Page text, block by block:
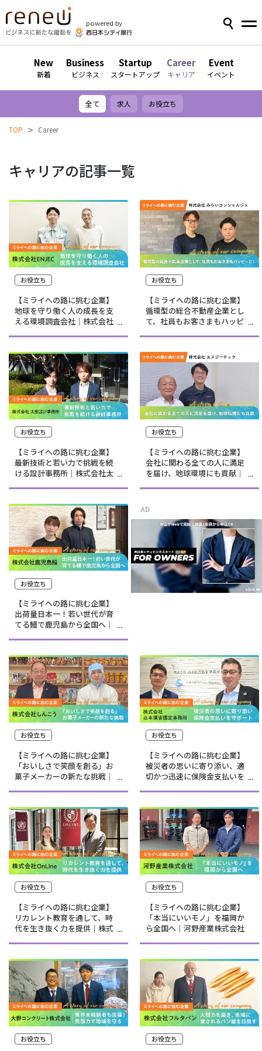
powered by
New
新着
Business
ビジネス
Startup
スタートアップ
Career
キャリア
Event
イベント
全て 求人 お役立ち
TOP > Career
キャリアの記事一覧
お役立ち
【ミライへの路に挑む企業】
地球を守り働く人の成長を支
える環境調査会社｜株式会社
お役立ち
【ミライへの路に挑む企業】
循環型の総合不動産企業とし
て、社員もお客さまもハッピ
お役立ち
【ミライへの路に挑む企業】
最新技術と若い力で挑戦を続
ける設計事務所｜株式会社太
お役立ち
【ミライへの路に挑む企業】
会社に関わる全ての人に満足
を届け、地球環境にも貢献｜
お役立ち
【ミライへの路に挑む企業】
出荷量日本一！若い世代が育
てる鰻で鹿児島から全国へ｜
AD
お役立ち
【ミライへの路に挑む企業】
「おいしさで笑顔を創る」お
菓子メーカーの新たな挑戦｜
お役立ち
【ミライへの路に挑む企業】
被災者の思いに寄り添い、適
切かつ迅速に保険金支払いを
お役立ち
【ミライへの路に挑む企業】
リカレント教育を通して、時
代を生き抜く力を提供｜株式
お役立ち
【ミライへの路に挑む企業】
「本当にいいモノ」を福岡か
ら全国へ｜河野産業株式会社
お役立ち お役立ち